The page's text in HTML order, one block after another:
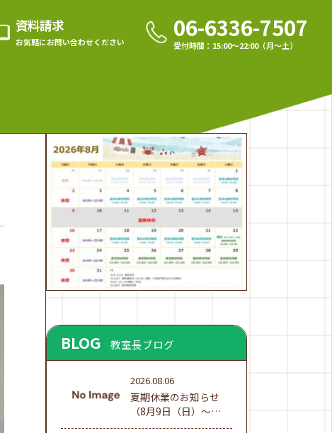
資料請求
お気軽にお問い合わせください 06-6336-7507
受付時間：15:00〜22:00（月〜土）
BLOG 教室長ブログ
2026.08.06
夏期休業のお知らせ
（8月9日（日）～16
日（日））